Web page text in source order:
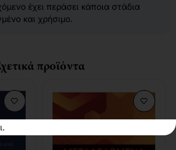
έχει περάσει κάποια στάδια
και χρήσιμο.
προϊόντα